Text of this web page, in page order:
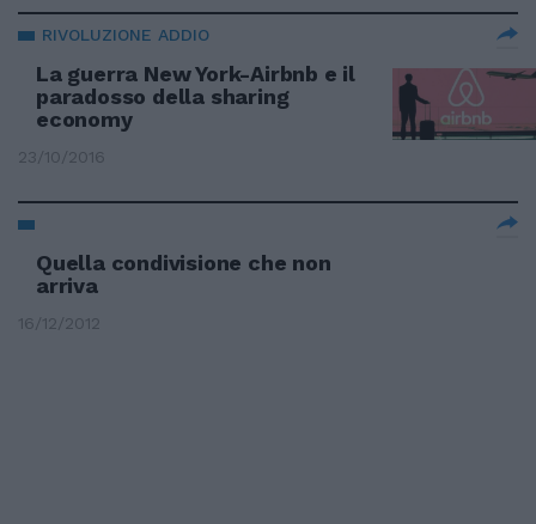
RIVOLUZIONE ADDIO
La guerra New York-Airbnb e il
paradosso della sharing
economy
23/10/2016
Quella condivisione che non
arriva
16/12/2012